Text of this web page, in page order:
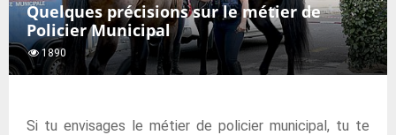
Quelques précisions sur le métier de
Policier Municipal
1890
Si tu envisages le métier de policier municipal, tu te